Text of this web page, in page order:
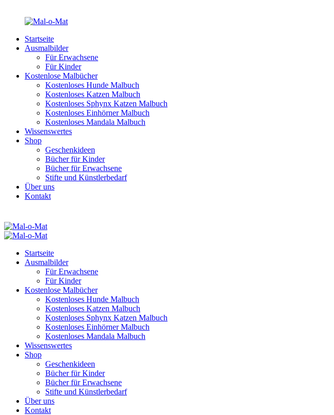
Startseite
Ausmalbilder
Für Erwachsene
Für Kinder
Kostenlose Malbücher
Kostenloses Hunde Malbuch
Kostenloses Katzen Malbuch
Kostenloses Sphynx Katzen Malbuch
Kostenloses Einhörner Malbuch
Kostenloses Mandala Malbuch
Wissenswertes
Shop
Geschenkideen
Bücher für Kinder
Bücher für Erwachsene
Stifte und Künstlerbedarf
Über uns
Kontakt
Startseite
Ausmalbilder
Für Erwachsene
Für Kinder
Kostenlose Malbücher
Kostenloses Hunde Malbuch
Kostenloses Katzen Malbuch
Kostenloses Sphynx Katzen Malbuch
Kostenloses Einhörner Malbuch
Kostenloses Mandala Malbuch
Wissenswertes
Shop
Geschenkideen
Bücher für Kinder
Bücher für Erwachsene
Stifte und Künstlerbedarf
Über uns
Kontakt